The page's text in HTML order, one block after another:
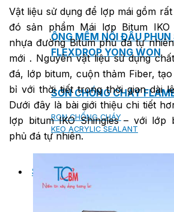
ỐNG MỀM NỐI ĐẦU PHUN
FLEXDROP YONG WON
SƠN CHỐNG CHÁY
RON CHỐNG CHÁY
KEO ACRYLIC SEALANT
Sản phẩm Kiến trúc
Vật liệu sử dụng để lợp mái gồm
đó sản phẩm Mái lợp Bitum IKO
nhựa đường Bitum phủ đá tự
mới . Nguyên vật liệu sử dụng
đá, lớp bitum, cuộn thảm Fiber,
bỉ với thời tiết trong thời gian dài
Dưới đây là bài giới thiệu chi tiết
lợp bitum IKO Shingles – với lớp
phủ đá tự nhiên.